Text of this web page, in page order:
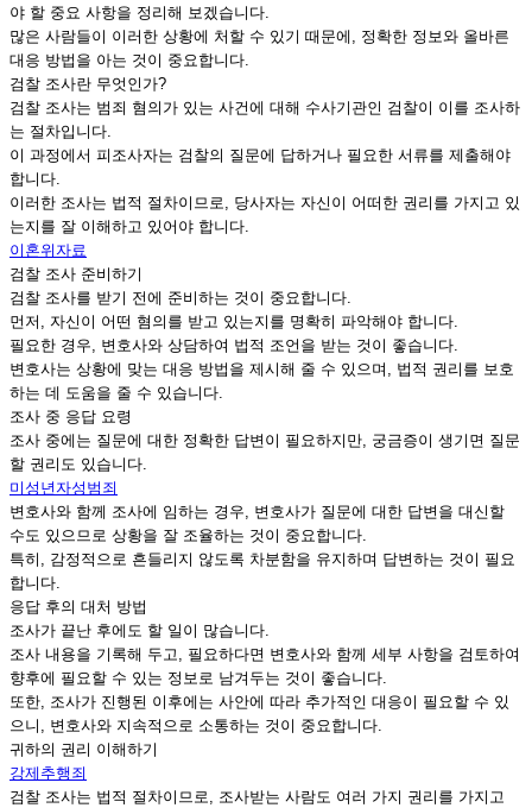
야 할 중요 사항을 정리해 보겠습니다.
많은 사람들이 이러한 상황에 처할 수 있기 때문에, 정확한 정보와 올바른
대응 방법을 아는 것이 중요합니다.
검찰 조사란 무엇인가?
검찰 조사는 범죄 혐의가 있는 사건에 대해 수사기관인 검찰이 이를 조사하
는 절차입니다.
이 과정에서 피조사자는 검찰의 질문에 답하거나 필요한 서류를 제출해야
합니다.
이러한 조사는 법적 절차이므로, 당사자는 자신이 어떠한 권리를 가지고 있
는지를 잘 이해하고 있어야 합니다.
이혼위자료
검찰 조사 준비하기
검찰 조사를 받기 전에 준비하는 것이 중요합니다.
먼저, 자신이 어떤 혐의를 받고 있는지를 명확히 파악해야 합니다.
필요한 경우, 변호사와 상담하여 법적 조언을 받는 것이 좋습니다.
변호사는 상황에 맞는 대응 방법을 제시해 줄 수 있으며, 법적 권리를 보호
하는 데 도움을 줄 수 있습니다.
조사 중 응답 요령
조사 중에는 질문에 대한 정확한 답변이 필요하지만, 궁금증이 생기면 질문
할 권리도 있습니다.
미성년자성범죄
변호사와 함께 조사에 임하는 경우, 변호사가 질문에 대한 답변을 대신할
수도 있으므로 상황을 잘 조율하는 것이 중요합니다.
특히, 감정적으로 흔들리지 않도록 차분함을 유지하며 답변하는 것이 필요
합니다.
응답 후의 대처 방법
조사가 끝난 후에도 할 일이 많습니다.
조사 내용을 기록해 두고, 필요하다면 변호사와 함께 세부 사항을 검토하여
향후에 필요할 수 있는 정보로 남겨두는 것이 좋습니다.
또한, 조사가 진행된 이후에는 사안에 따라 추가적인 대응이 필요할 수 있
으니, 변호사와 지속적으로 소통하는 것이 중요합니다.
귀하의 권리 이해하기
강제추행죄
검찰 조사는 법적 절차이므로, 조사받는 사람도 여러 가지 권리를 가지고